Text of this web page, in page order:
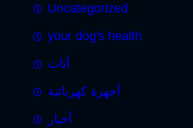
Uncategorized
your dog's health
أثاث
أجهزة كهربائية
أخبار